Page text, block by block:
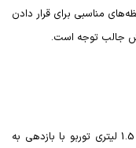
مناسبی برای قرار دادن
جالب توجه است.
از یک پیشرانه 1.5 لیتری توربو با بازدهی به